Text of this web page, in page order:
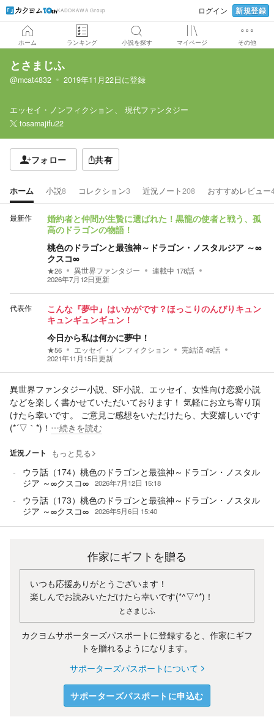
KADOKAWA Group ログイン 新規登録
ホーム ランキング 小説を探す マイページ その他
とさまじふ
@mcat4832 2019年11月22日に登録
エッセイ・ノンフィクション
現代ファンタジー
tosamajifu22
フォロー 共有
ホーム 小説8 コレクション3 近況ノート208 おすすめレビュー
最新作
婚約者と仲間が生贄に選ばれた！黒龍の使者と戦う、孤
高のドラゴンの物語！
桃色のドラゴンと最強神～ドラゴン・ノスタルジア ～∞
クスコ∞
★26 異世界ファンタジー 連載中 178話
2026年7月12日更新
代表作
こんな『夢中』はいかがです？ほっこりのんびりキュン
キュンギュンギュン！
今日から私は何かに夢中！
★56 エッセイ・ノンフィクション 完結済49話
2021年11月15日更新
異世界ファンタジー小説、SF小説、エッセイ、女性向け恋愛小説
などを楽しく書かせていただいております！ 気軽にお立ち寄り頂
けたら幸いです。 ご意見ご感想をいただけたら、大変嬉しいです
(*´▽｀*)！ …続きを読む
近況ノート もっと見る
ウラ話（174）桃色のドラゴンと最強神～ドラゴン・ノスタル
ジア ～∞クスコ∞
2026年7月12日 15:18
ウラ話（173）桃色のドラゴンと最強神～ドラゴン・ノスタル
ジア ～∞クスコ∞
2026年5月6日 15:40
作家にギフトを贈る
いつも応援ありがとうございます！
楽しんでお読みいただけたら幸いです(*^▽^*)！
とさまじふ
カクヨムサポーターズパスポートに登録すると、作家にギフ
トを贈れるようになります。
サポーターズパスポートについて
サポーターズパスポートに申込む